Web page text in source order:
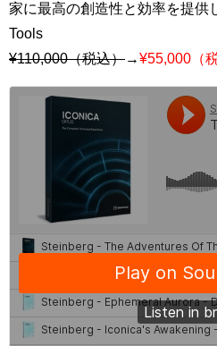
家に最高の創造性と効率を提供
Tools
¥110,000（税込）→¥55,000（税